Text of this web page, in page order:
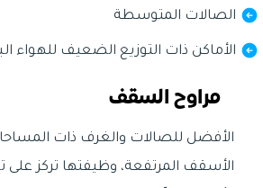
الصالات المتوسطة
الأماكن ذات التوزيع الضعيف للهواء
مراوح السقف
الأفضل للصالات والغرف ذات
الأسقف المرتفعة، وظيفتها تركز على